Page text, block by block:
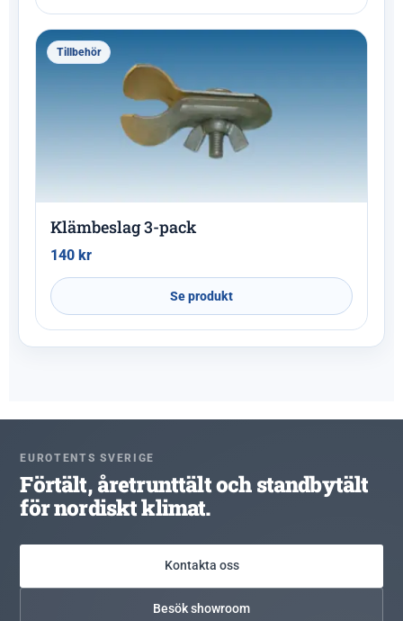
Tillbehör
Klämbeslag 3-pack
140 kr
Se produkt
EUROTENTS SVERIGE
Förtält, åretrunttält och standbytält
för nordiskt klimat.
Kontakta oss
Besök showroom